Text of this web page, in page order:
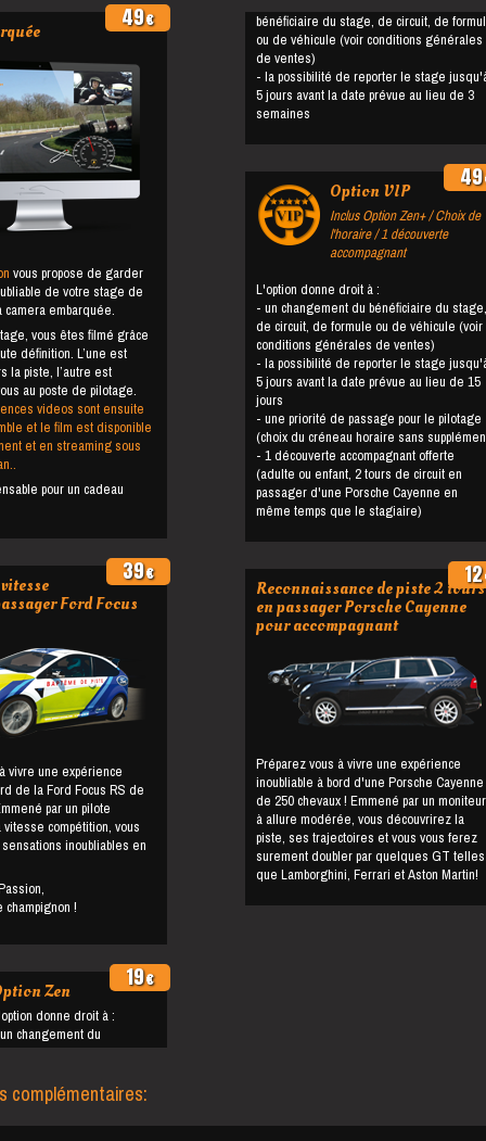
49€
vous propose de garder
de votre stage de
embarquée.
vous êtes filmé grâce
définition. L’une est
la piste, l’autre est
au poste de pilotage.
videos sont ensuite
et le film est disponible
et en streaming sous
pour un cadeau
Ford Focus
39€
vivre une expérience
de la Ford Focus RS de
par un pilote
compétition, vous
inoubliables en
!
Zen
19€
donne droit à :
bénéficiaire du stage, de circuit, de
ou de véhicule (voir conditions générales
de ventes)
- la possibilité de reporter le stage jusqu'à
5 jours avant la date prévue au lieu de 3
semaines
Option VIP
49
Inclus Option Zen+ / Choix de
l'horaire / 1 découverte
accompagnant
L'option donne droit à :
- un changement du bénéficiaire du stage,
de circuit, de formule ou de véhicule (voir
conditions générales de ventes)
- la possibilité de reporter le stage jusqu'à
5 jours avant la date prévue au lieu de 15
jours
- une priorité de passage pour le pilotage
(choix du créneau horaire sans
- 1 découverte accompagnant offerte
(adulte ou enfant, 2 tours de circuit en
passager d'une Porsche Cayenne en
même temps que le stagiaire)
Reconnaissance de piste 2 tours
en passager Porsche Cayenne
pour accompagnant
12
Préparez vous à vivre une expérience
inoubliable à bord d'une Porsche Cayenne
de 250 chevaux ! Emmené par un moniteur
à allure modérée, vous découvrirez la
piste, ses trajectoires et vous vous ferez
surement doubler par quelques GT telles
que Lamborghini, Ferrari et Aston Martin!
complémentaires: